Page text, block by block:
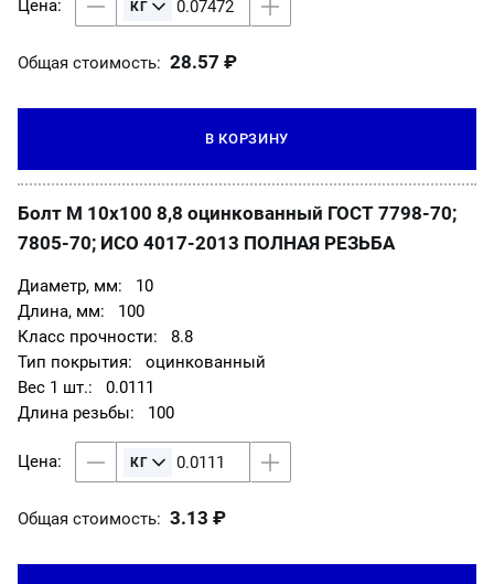
Общая стоимость: 28.57 ₽
В КОРЗИНУ
Болт М 10х100 8,8 оцинкованный ГОСТ 7798-70;
7805-70; ИСО 4017-2013 ПОЛНАЯ РЕЗЬБА
10
100
8.8
оцинкованный
0.0111
100
Общая стоимость: 3.13 ₽